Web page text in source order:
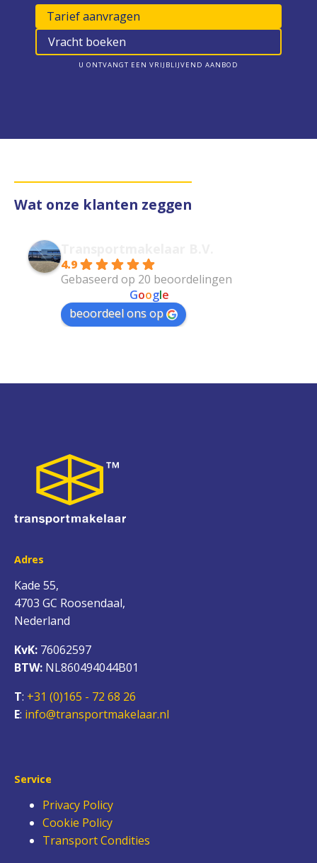
Tarief aanvragen
Vracht boeken
U ONTVANGT EEN VRIJBLIJVEND AANBOD
Wat onze klanten zeggen
4.9
Gebaseerd op 20 beoordelingen
Google
beoordeel ons op
Adres
Kade 55,
4703 GC Roosendaal,
Nederland
KvK: 76062597
BTW: NL860494044B01
T: +31 (0)165 - 72 68 26
E: info@transportmakelaar.nl
Service
Privacy Policy
Cookie Policy
Transport Condities